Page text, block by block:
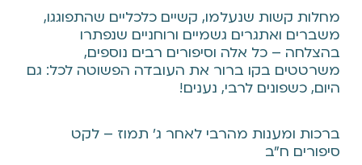
מחלות קשות שנעלמו, קשיים כלכליים שהתפוגגו,
משברים ואתגרים גשמיים ורוחניים שנפתרו
בהצלחה – כל אלה וסיפורים רבים נוספים,
משרטטים בקו ברור את העובדה הפשוטה לכל: גם
היום, כשפונים לרבי, נענים!
ברכות ומענות מהרבי לאחר ג' תמוז – לקט
סיפורים ח"ב